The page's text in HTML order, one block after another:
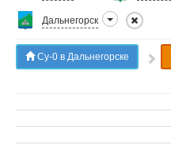
Дальнегорск
Су-0 в Дальнегорске